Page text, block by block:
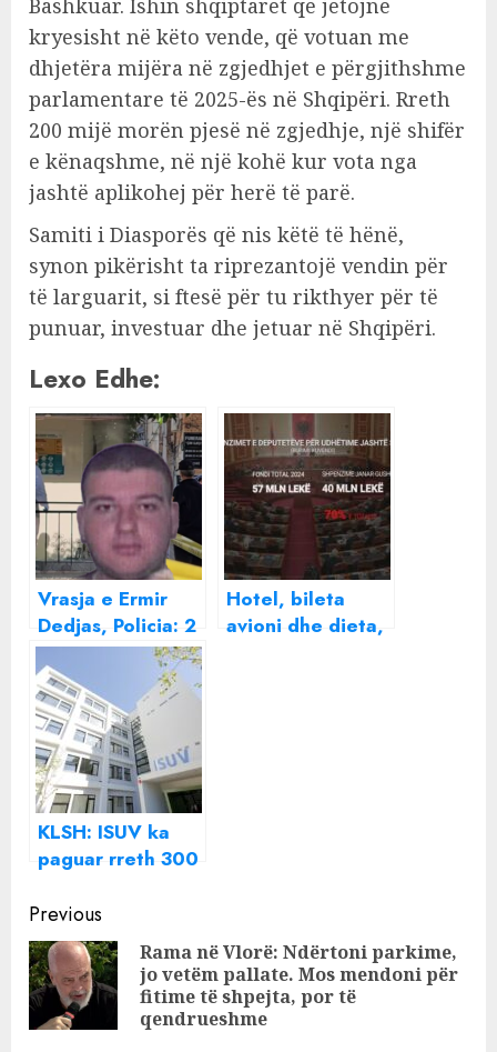
Bashkuar. Ishin shqiptarët që jetojnë
kryesisht në këto vende, që votuan me
dhjetëra mijëra në zgjedhjet e përgjithshme
parlamentare të 2025-ës në Shqipëri. Rreth
200 mijë morën pjesë në zgjedhje, një shifër
e kënaqshme, në një kohë kur vota nga
jashtë aplikohej për herë të parë.
Samiti i Diasporës që nis këtë të hënë,
synon pikërisht ta riprezantojë vendin për
të larguarit, si ftesë për tu rikthyer për të
punuar, investuar dhe jetuar në Shqipëri.
Lexo Edhe:
Vrasja e Ermir
Dedjas, Policia: 2
në pranga, sollën
makinën e
autorëve nga
jashtë
Hotel, bileta
avioni dhe dieta,
KLSH: ISUV ka
paguar rreth 300
të panevojshme
për laboratorët
jashtë vendit
Continue
Reading
Previous
Rama në Vlorë: Ndërtoni parkime,
jo vetëm pallate. Mos mendoni për
fitime të shpejta, por të
qendrueshme